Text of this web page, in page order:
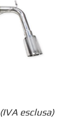
(IVA esclusa)